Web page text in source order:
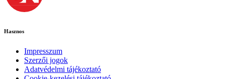
Hasznos
Impresszum
Szerzői jogok
Adatvédelmi tájékoztató